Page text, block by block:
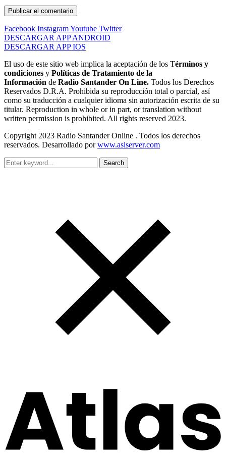
Facebook InstagramYoutube Twitter
DESCARGAR APP ANDROID
DESCARGAR APP IOS
El uso de este sitio web implica la aceptación de los Términos y
condiciones y Políticas de Tratamiento de la
Información de Radio Santander On Line. Todos los Derechos
Reservados D.R.A. Prohibida su reproducción total o parcial, así
como su traducción a cualquier idioma sin autorización escrita de su
titular. Reproduction in whole or in part, or translation without
written permission is prohibited. All rights reserved 2023.
Copyright 2023 Radio Santander Online . Todos los derechos
reservados. Desarrollado porwww.asiserver.com
Search